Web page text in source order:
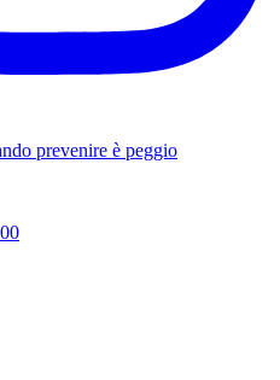
prevenire è peggio